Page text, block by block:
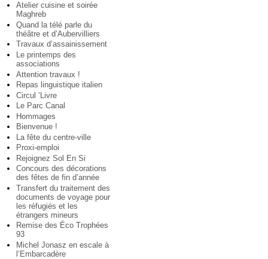
Atelier cuisine et soirée
Maghreb
Quand la télé parle du
théâtre et d’Aubervilliers
Travaux d’assainissement
Le printemps des
associations
Attention travaux !
Repas linguistique italien
Circul ’Livre
Le Parc Canal
Hommages
Bienvenue !
La fête du centre-ville
Proxi-emploi
Rejoignez Sol En Si
Concours des décorations
des fêtes de fin d’année
Transfert du traitement des
documents de voyage pour
les réfugiés et les
étrangers mineurs
Remise des Éco Trophées
93
Michel Jonasz en escale à
l’Embarcadère